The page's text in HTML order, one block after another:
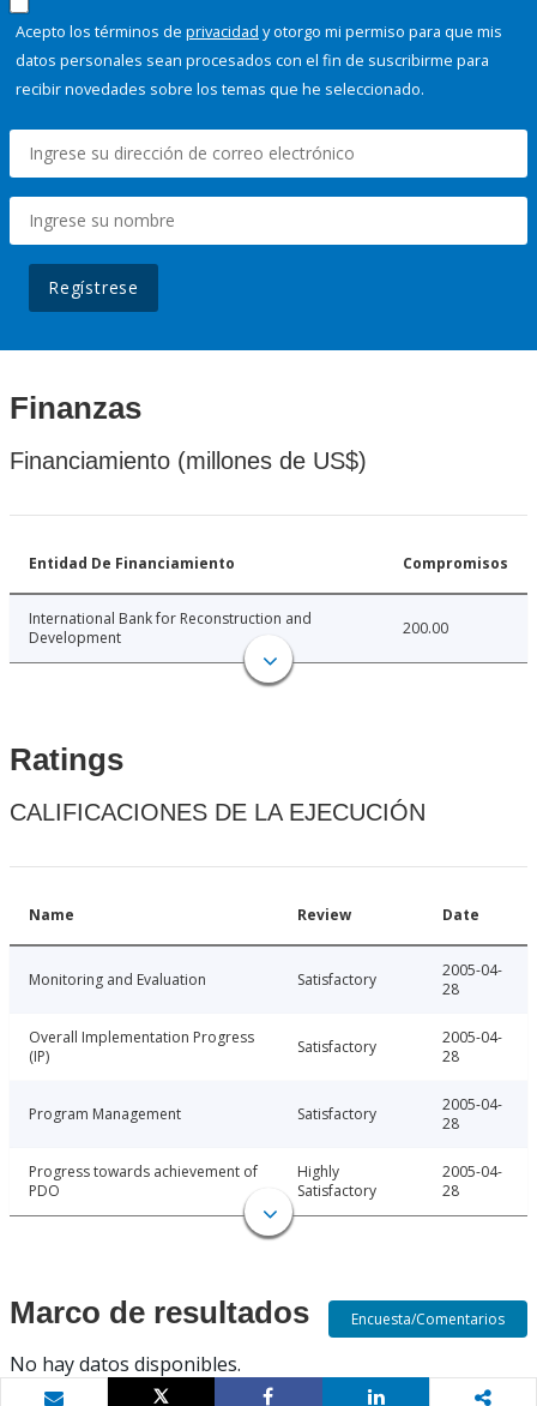
Acepto los términos de privacidad y otorgo mi permiso para que mis
datos personales sean procesados con el fin de suscribirme para
recibir novedades sobre los temas que he seleccionado.
Regístrese
Finanzas
Financiamiento (millones de US$)
Entidad De Financiamiento Compromisos
International Bank for Reconstruction and
Development
200.00
Ratings
CALIFICACIONES DE LA EJECUCIÓN
Name Review Date
Monitoring and Evaluation Satisfactory
2005-04-
28
Overall Implementation Progress
(IP)
Satisfactory
2005-04-
28
Program Management Satisfactory
2005-04-
28
Progress towards achievement of
PDO
Highly
Satisfactory
2005-04-
28
Marco de resultados
No hay datos disponibles.
Encuesta/Comentarios